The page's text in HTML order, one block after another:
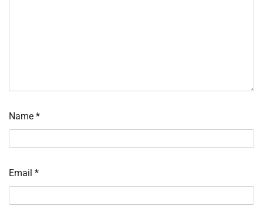
Name *
Email *